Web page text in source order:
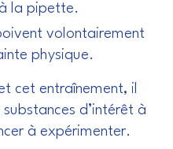
la pipette.
volontairement
physique.
cet entraînement, il
d’intérêt à
à expérimenter.